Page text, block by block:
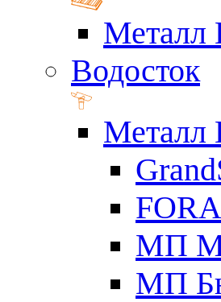
Металл
Водосток
Металл
МП
МП